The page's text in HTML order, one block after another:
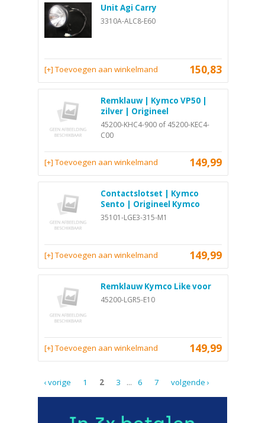
Unit Agi Carry
3310A-ALC8-E60
150,83
[+] Toevoegen aan winkelmand
Remklauw | Kymco VP50 |
zilver | Origineel
45200-KHC4-900 of 45200-KEC4-
C00
149,99
[+] Toevoegen aan winkelmand
Contactslotset | Kymco
Sento | Origineel Kymco
35101-LGE3-315-M1
149,99
[+] Toevoegen aan winkelmand
Remklauw Kymco Like voor
45200-LGR5-E10
149,99
[+] Toevoegen aan winkelmand
‹ vorige 1 2 3 ... 6 7 volgende ›